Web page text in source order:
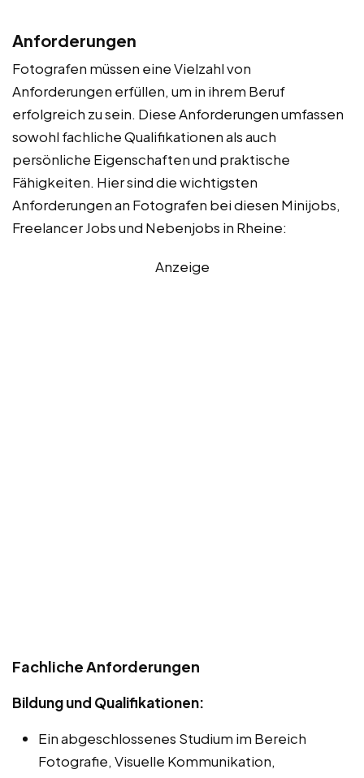
Anforderungen
Fotografen müssen eine Vielzahl von
Anforderungen erfüllen, um in ihrem Beruf
erfolgreich zu sein. Diese Anforderungen umfassen
sowohl fachliche Qualifikationen als auch
persönliche Eigenschaften und praktische
Fähigkeiten. Hier sind die wichtigsten
Anforderungen an Fotografen bei diesen Minijobs,
Freelancer Jobs und Nebenjobs in Rheine:
Anzeige
Fachliche Anforderungen
Bildung und Qualifikationen:
Ein abgeschlossenes Studium im Bereich
Fotografie, Visuelle Kommunikation,